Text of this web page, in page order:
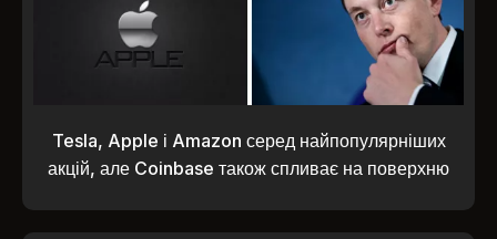
Tesla, Apple і Amazon серед найпопулярніших
акцій, але Coinbase також спливає на поверхню